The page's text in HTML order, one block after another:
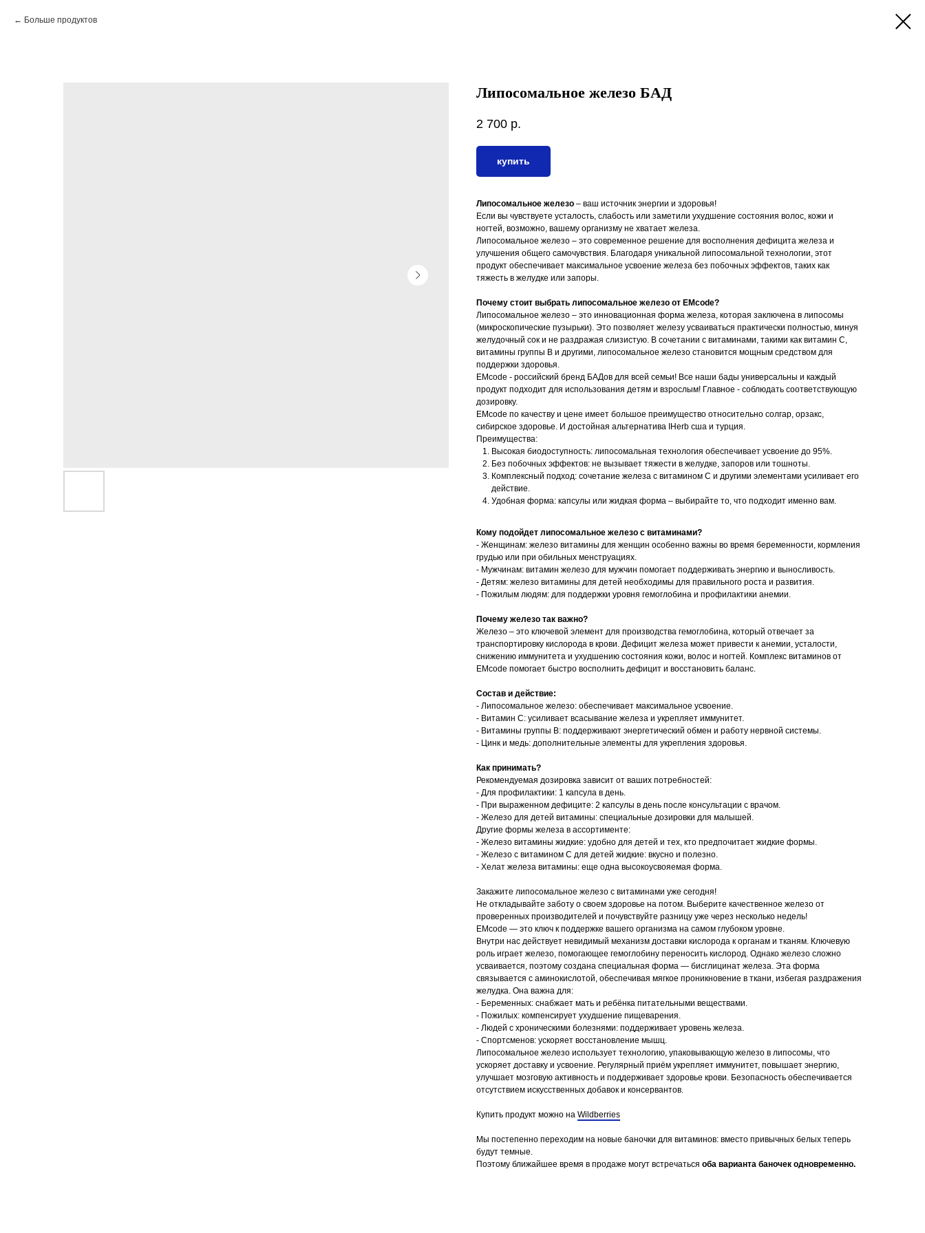
Больше продуктов
Липосомальное железо БАД
2 700 р.
купить
Липосомальное железо – ваш источник энергии и здоровья!
Если вы чувствуете усталость, слабость или заметили ухудшение состояния волос, кожи и
ногтей, возможно, вашему организму не хватает железа.
Липосомальное железо – это современное решение для восполнения дефицита железа и
улучшения общего самочувствия. Благодаря уникальной липосомальной технологии, этот
продукт обеспечивает максимальное усвоение железа без побочных эффектов, таких как
тяжесть в желудке или запоры.
Почему стоит выбрать липосомальное железо от EMcode?
Липосомальное железо – это инновационная форма железа, которая заключена в липосомы
(микроскопические пузырьки). Это позволяет железу усваиваться практически полностью, минуя
желудочный сок и не раздражая слизистую. В сочетании с витаминами, такими как витамин С,
витамины группы В и другими, липосомальное железо становится мощным средством для
поддержки здоровья.
EMcode - российский бренд БАДов для всей семьи! Все наши бады универсальны и каждый
продукт подходит для использования детям и взрослым! Главное - соблюдать соответствующую
дозировку.
EMcode по качеству и цене имеет большое преимущество относительно солгар, орзакс,
сибирское здоровье. И достойная альтернатива IHerb сша и турция.
Преимущества:
Высокая биодоступность: липосомальная технология обеспечивает усвоение до 95%.
Без побочных эффектов: не вызывает тяжести в желудке, запоров или тошноты.
Комплексный подход: сочетание железа с витамином С и другими элементами усиливает его
действие.
Удобная форма: капсулы или жидкая форма – выбирайте то, что подходит именно вам.
Кому подойдет липосомальное железо с витаминами?
- Женщинам: железо витамины для женщин особенно важны во время беременности, кормления
грудью или при обильных менструациях.
- Мужчинам: витамин железо для мужчин помогает поддерживать энергию и выносливость.
- Детям: железо витамины для детей необходимы для правильного роста и развития.
- Пожилым людям: для поддержки уровня гемоглобина и профилактики анемии.
Почему железо так важно?
Железо – это ключевой элемент для производства гемоглобина, который отвечает за
транспортировку кислорода в крови. Дефицит железа может привести к анемии, усталости,
снижению иммунитета и ухудшению состояния кожи, волос и ногтей. Комплекс витаминов от
EMcode помогает быстро восполнить дефицит и восстановить баланс.
Состав и действие:
- Липосомальное железо: обеспечивает максимальное усвоение.
- Витамин С: усиливает всасывание железа и укрепляет иммунитет.
- Витамины группы В: поддерживают энергетический обмен и работу нервной системы.
- Цинк и медь: дополнительные элементы для укрепления здоровья.
Как принимать?
Рекомендуемая дозировка зависит от ваших потребностей:
- Для профилактики: 1 капсула в день.
- При выраженном дефиците: 2 капсулы в день после консультации с врачом.
- Железо для детей витамины: специальные дозировки для малышей.
Другие формы железа в ассортименте:
- Железо витамины жидкие: удобно для детей и тех, кто предпочитает жидкие формы.
- Железо с витамином С для детей жидкие: вкусно и полезно.
- Хелат железа витамины: еще одна высокоусвояемая форма.
Закажите липосомальное железо с витаминами уже сегодня!
Не откладывайте заботу о своем здоровье на потом. Выберите качественное железо от
проверенных производителей и почувствуйте разницу уже через несколько недель!
EMcode — это ключ к поддержке вашего организма на самом глубоком уровне.
Внутри нас действует невидимый механизм доставки кислорода к органам и тканям. Ключевую
роль играет железо, помогающее гемоглобину переносить кислород. Однако железо сложно
усваивается, поэтому создана специальная форма — бисглицинат железа. Эта форма
связывается с аминокислотой, обеспечивая мягкое проникновение в ткани, избегая раздражения
желудка. Она важна для:
- Беременных: снабжает мать и ребёнка питательными веществами.
- Пожилых: компенсирует ухудшение пищеварения.
- Людей с хроническими болезнями: поддерживает уровень железа.
- Спортсменов: ускоряет восстановление мышц.
Липосомальное железо использует технологию, упаковывающую железо в липосомы, что
ускоряет доставку и усвоение. Регулярный приём укрепляет иммунитет, повышает энергию,
улучшает мозговую активность и поддерживает здоровье крови. Безопасность обеспечивается
отсутствием искусственных добавок и консервантов.
Купить продукт можно на Wildberries
Мы постепенно переходим на новые баночки для витаминов: вместо привычных белых теперь
будут темные.
Поэтому ближайшее время в продаже могут встречаться оба варианта баночек одновременно.